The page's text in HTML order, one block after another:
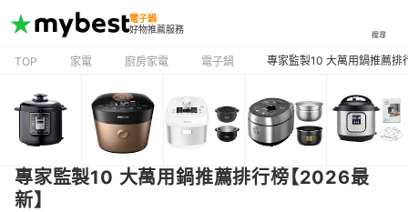
電子鍋
好物推薦服務
搜尋
TOP 家電 廚房家電 電子鍋 專家監製10 大萬用鍋推薦排
專家監製10 大萬用鍋推薦排行榜【2026最
新】